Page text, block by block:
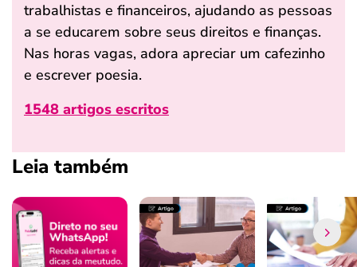
trabalhistas e financeiros, ajudando as pessoas
a se educarem sobre seus direitos e finanças.
Nas horas vagas, adora apreciar um cafezinho
e escrever poesia.
1548 artigos escritos
Leia também